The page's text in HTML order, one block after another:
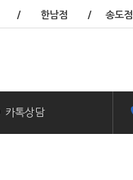
/ 한남점 / 송도점
카톡상담